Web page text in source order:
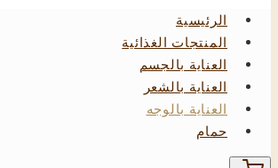
الرئيسية
المنتجات الغذائية
العناية بالجسم
العناية بالشعر
العناية بالوجه
حمام